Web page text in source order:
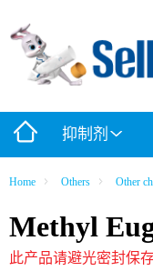
抑制剂
Home Others Other
Methyl
此产品请避光密封保存